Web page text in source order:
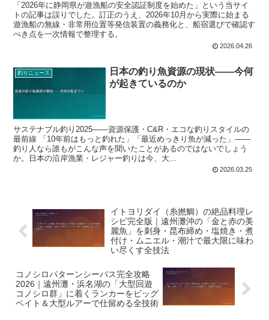
「2026年に静岡県が遊漁船の安全認証制度を始めた」という当サイ
トの記事は誤りでした。訂正のうえ、2026年10月から実際に始まる
遊漁船の無線・非常用位置等発信装置の義務化と、船宿選びで確認す
べき点を一次情報で整理する。
2026.04.26
釣りニュース
日本の釣り魚資源の現状——今何
が起きているのか
サステナブル釣り2025——資源保護・C&R・エコな釣りスタイルの
最前線 「10年前はもっと釣れた」「最近めっきり魚が減った」——
釣り人なら誰もがこんな声を聞いたことがあるのではないでしょう
か。日本の沿岸漁業・レジャー釣りは今、大...
2026.03.25
イトヨリダイ（糸撚鯛）の絶品料理レ
シピ完全版｜遠州灘沖の「金と赤の美
麗魚」を刺身・昆布締め・塩焼き・煮
付け・ムニエル・潮汁で最大限に味わ
い尽くす全技法
コノシロパターンシーバス完全攻略
2026｜遠州灘・浜名湖の「大型回遊
コノシロ群」に着くランカーをビッグ
ベイト＆大型ルアーで仕留める全技術